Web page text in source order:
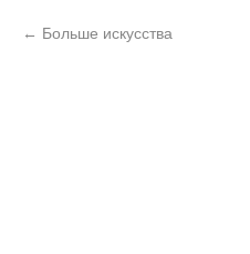
Больше искусства